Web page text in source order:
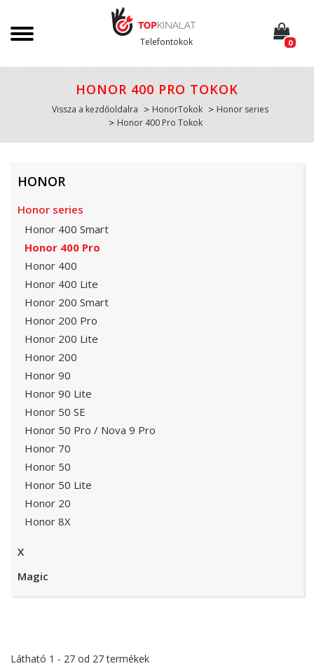
Telefontokok 0
HONOR 400 PRO TOKOK
Vissza a kezdőoldalra HonorTokok
Honor series
Honor 400 Pro Tokok
HONOR
Honor series
Honor 400 Smart
Honor 400 Pro
Honor 400
Honor 400 Lite
Honor 200 Smart
Honor 200 Pro
Honor 200 Lite
Honor 200
Honor 90
Honor 90 Lite
Honor 50 SE
Honor 50 Pro / Nova 9 Pro
Honor 70
Honor 50
Honor 50 Lite
Honor 20
Honor 8X
X
Magic
Látható 1 - 27 od 27termékek